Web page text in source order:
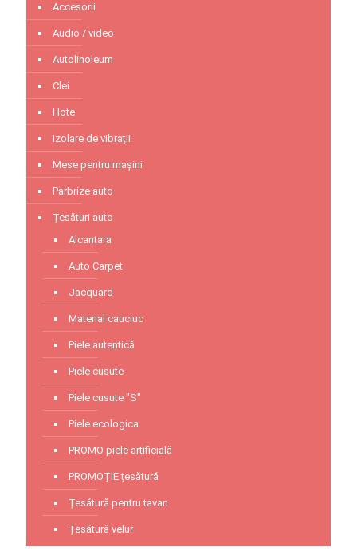
Accesorii
Audio / video
Autolinoleum
Clei
Hote
Izolare de vibrații
Mese pentru mașini
Parbrize auto
Țesături auto
Alcantara
Auto Carpet
Jacquard
Material cauciuc
Piele autentică
Piele cusute
Piele cusute "S"
Piele ecologica
PROMO piele artificială
PROMOȚIE țesătură
Țesătură pentru tavan
Țesătură velur